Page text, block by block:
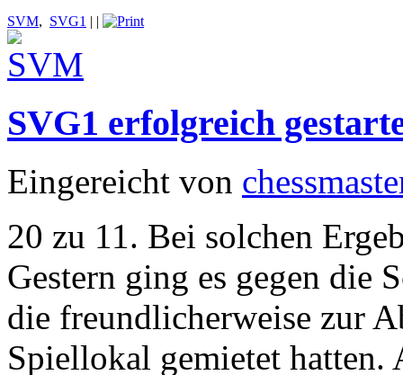
SVM, SVG1 | |
SVG1 erfolgreich
Eingereicht von
20 zu 11. Bei solchen
Gestern ging es gegen die
die freundlicherweise zur
Spiellokal gemietet